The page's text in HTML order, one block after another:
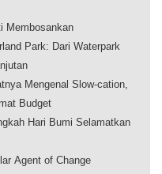
Membosankan
Park: Dari Waterpark
Mengenal Slow-cation,
Budget
Hari Bumi Selamatkan
Agent of Change